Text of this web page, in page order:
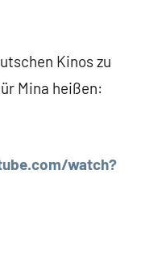
Kinos zu
Mina heißen:
watch?